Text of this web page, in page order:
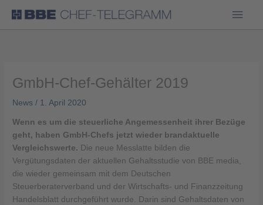
GmbH-Chef-Gehälter 2019
News / 1. April 2020
Wenn es um die steuerliche Angemessenheit ihrer Bezüge
geht, haben GmbH-Chefs jetzt wieder brandaktuelle
Vergleichswerte. Die neue Messlatte bilden die
Vergütungsdaten der aktuellen Gehaltsstudie von BBE media,
die wieder gemeinsam mit dem Deutschen
Steuerberaterverband und der Wirtschafts- und Finanzzeitung
Handelsblatt durchgeführt wurde. Darin sind Gehaltsdaten von